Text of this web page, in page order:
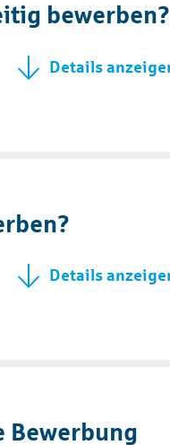
bewerben?
Bewerbung